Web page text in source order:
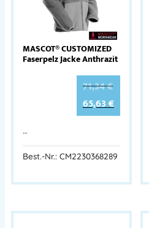
MASCOT® CUSTOMIZED
Faserpelz Jacke Anthrazit
71,34€
65,63€
…
Best.-Nr.: CM2230368289